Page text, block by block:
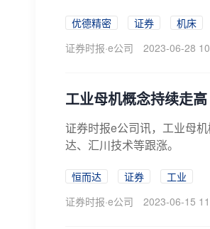
优德精密 证券
机床
证券时报·e公司
2023-06-28
工业母机概念持续走
证券时报e公司讯，工业母
达、汇川技术等跟涨。
恒而达 证券
工业
证券时报·e公司
2023-06-15